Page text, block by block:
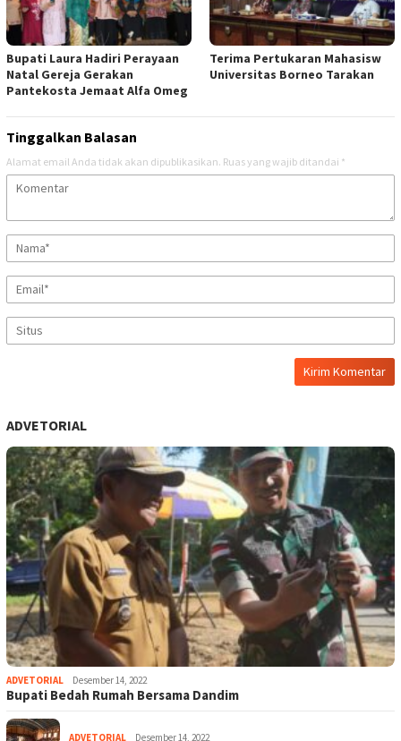
Bupati Laura Hadiri Perayaan
Natal Gereja Gerakan
Pantekosta Jemaat Alfa Omeg
Terima Pertukaran Mahasisw
Universitas Borneo Tarakan
Tinggalkan Balasan
Alamat email Anda tidak akan dipublikasikan. Ruas yang wajib ditandai *
ADVETORIAL
ADVETORIAL Desember 14, 2022
Bupati Bedah Rumah Bersama Dandim
ADVETORIAL Desember 14, 2022